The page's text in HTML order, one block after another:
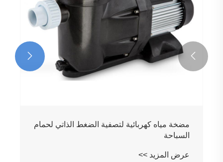
مضخة مياه كهربائية لتصفية الضغط الذاتي لحمام
السباحة
عرض المزيد >>

